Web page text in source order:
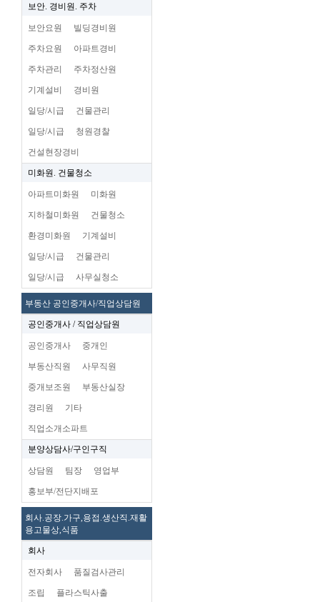
보안. 경비원. 주차
보안요원 빌딩경비원
주차요원 아파트경비
주차관리 주차정산원
기계설비 경비원
일당/시급 건물관리
일당/시급 청원경찰
건설현장경비
미화원. 건물청소
아파트미화원 미화원
지하철미화원 건물청소
환경미화원 기계설비
일당/시급 건물관리
일당/시급 사무실청소
부동산 공인중개사/직업상담원
공인중개사 / 직업상담원
공인중개사 중개인
부동산직원 사무직원
중개보조원 부동산실장
경리원 기타
직업소개소파트
분양상담사/구인구직
상담원 팀장 영업부
홍보부/전단지배포
회사.공장.가구,용접.생산직.재활
용고물상,식품
회사
전자회사 품질검사관리
조립 플라스틱사출